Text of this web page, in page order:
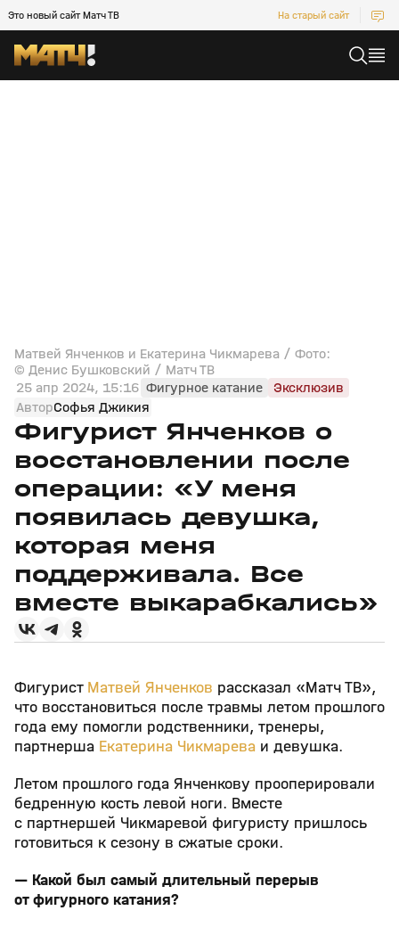
Это новый сайт Матч ТВ На старый сайт
Матвей Янченков и Екатерина Чикмарева / Фото:
© Денис Бушковский / Матч ТВ
25 апр 2024, 15:16 Фигурное катание
Эксклюзив
АвторСофья Джикия
Фигурист Янченков о
восстановлении после
операции: «У меня
появилась девушка,
которая меня
поддерживала. Все
вместе выкарабкались»
Фигурист Матвей Янченков рассказал «Матч ТВ»,
что восстановиться после травмы летом прошлого
года ему помогли родственники, тренеры,
партнерша Екатерина Чикмарева и девушка.
Летом прошлого года Янченкову прооперировали
бедренную кость левой ноги. Вместе
с партнершей Чикмаревой фигуристу пришлось
готовиться к сезону в сжатые сроки.
— Какой был самый длительный перерыв
от фигурного катания?